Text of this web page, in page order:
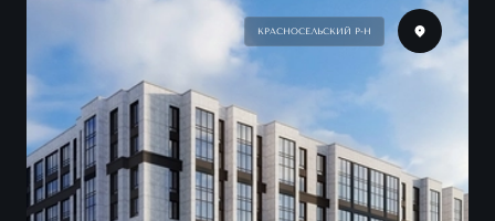
КРАСНОСЕЛЬСКИЙ Р-Н